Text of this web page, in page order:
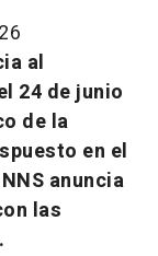
al
24 de junio
de la
en el
anuncia
las